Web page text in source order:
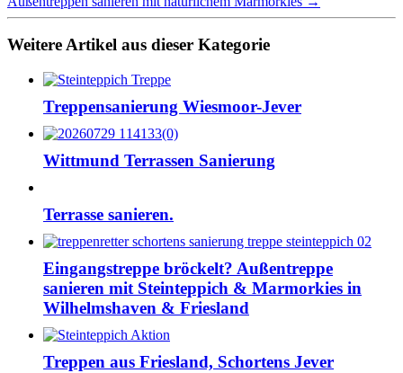
Weitere Artikel aus dieser Kategorie
Treppensanierung Wiesmoor-Jever
Wittmund Terrassen Sanierung
Terrasse sanieren.
Eingangstreppe bröckelt? Außentreppe
sanieren mit Steinteppich & Marmorkies in
Wilhelmshaven & Friesland
Treppen aus Friesland, Schortens Jever